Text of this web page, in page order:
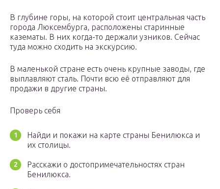
В глубине горы, на которой стоит центральная часть
города Люксембурга, расположены старинные
казематы. В них когда-то держали узников. Сейчас
туда можно сходить на экскурсию.
В маленькой стране есть очень крупные заводы, где
выплавляют сталь. Почти всю её отправляют для
продажи в другие страны.
Проверь себя
Найди и покажи на карте страны Бенилюкса и
их столицы.
Расскажи о достопримечательностях стран
Бенилюкса.